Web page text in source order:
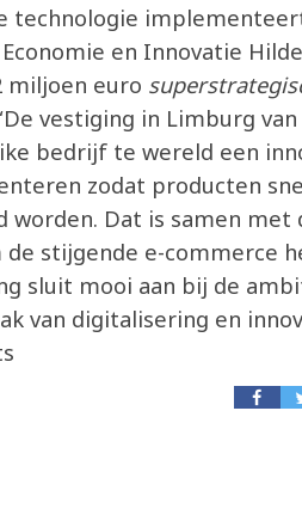
technologie
en Innovatie
miljoen euro
vestiging in Limburg
bedrijf te wereld een
zodat producten
worden. Dat is samen
de stijgende e-commerce
sluit mooi aan bij de
van digitalisering en